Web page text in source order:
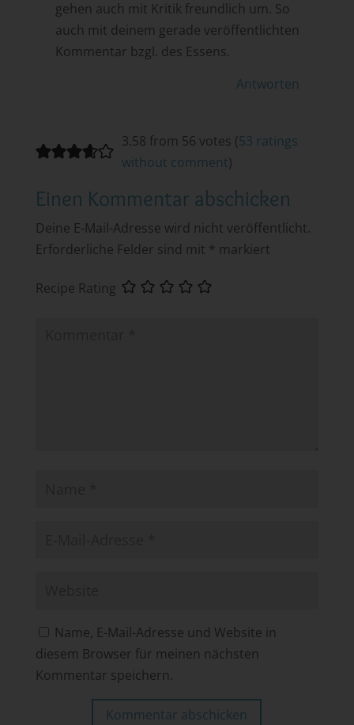
gehen auch mit Kritik freundlich um. So
auch mit deinem gerade veröffentlichten
Kommentar bzgl. des Essens.
Antworten
3.58 from 56 votes (53 ratings
without comment)
Einen Kommentar abschicken
Deine E-Mail-Adresse wird nicht veröffentlicht.
Erforderliche Felder sind mit * markiert
Recipe Rating
Name, E-Mail-Adresse und Website in
diesem Browser für meinen nächsten
Kommentar speichern.
Kommentar abschicken